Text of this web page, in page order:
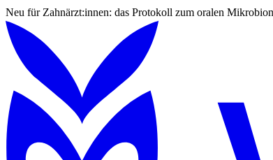
Neu für Zahnärzt:innen: das Protokoll zum oralen